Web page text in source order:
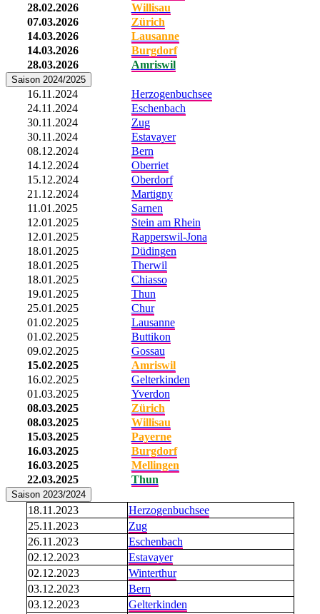
28.02.2026
Willisau
07.03.2026
Zürich
14.03.2026
Lausanne
14.03.2026
Burgdorf
28.03.2026
Amriswil
Saison 2024/2025
16.11.2024
Herzogenbuchsee
24.11.2024
Eschenbach
30.11.2024
Zug
30.11.2024
Estavayer
08.12.2024
Bern
14.12.2024
Oberriet
15.12.2024
Oberdorf
21.12.2024
Martigny
11.01.2025
Sarnen
12.01.2025
Stein am Rhein
12.01.2025
Rapperswil-Jona
18.01.2025
Düdingen
18.01.2025
Therwil
18.01.2025
Chiasso
19.01.2025
Thun
25.01.2025
Chur
01.02.2025
Lausanne
01.02.2025
Buttikon
09.02.2025
Gossau
15.02.2025
Amriswil
16.02.2025
Gelterkinden
01.03.2025
Yverdon
08.03.2025
Zürich
08.03.2025
Willisau
15.03.2025
Payerne
16.03.2025
Burgdorf
16.03.2025
Mellingen
22.03.2025
Thun
Saison 2023/2024
18.11.2023
Herzogenbuchsee
25.11.2023
Zug
26.11.2023
Eschenbach
02.12.2023
Estavayer
02.12.2023
Winterthur
03.12.2023
Bern
03.12.2023
Gelterkinden